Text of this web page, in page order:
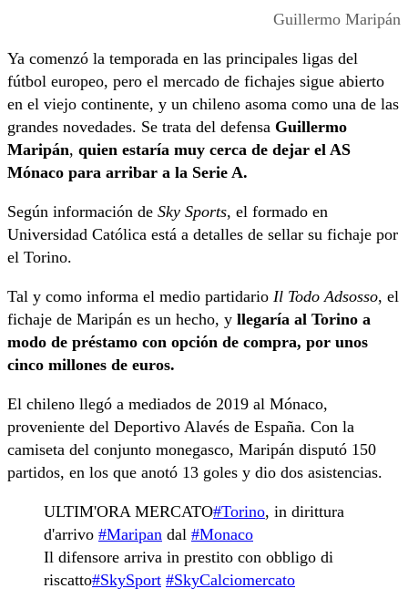
Guillermo Maripán
Ya comenzó la temporada en las principales ligas del
fútbol europeo, pero el mercado de fichajes sigue abierto
en el viejo continente, y un chileno asoma como una de las
grandes novedades. Se trata del defensa Guillermo
Maripán, quien estaría muy cerca de dejar el AS
Mónaco para arribar a la Serie A.
Según información de Sky Sports, el formado en
Universidad Católica está a detalles de sellar su fichaje por
el Torino.
Tal y como informa el medio partidario Il Todo Adsosso, el
fichaje de Maripán es un hecho, y llegaría al Torino a
modo de préstamo con opción de compra, por unos
cinco millones de euros.
El chileno llegó a mediados de 2019 al Mónaco,
proveniente del Deportivo Alavés de España. Con la
camiseta del conjunto monegasco, Maripán disputó 150
partidos, en los que anotó 13 goles y dio dos asistencias.
ULTIM'ORA MERCATO#Torino, in dirittura
d'arrivo #Maripan dal #Monaco
Il difensore arriva in prestito con obbligo di
riscatto#SkySport #SkyCalciomercato